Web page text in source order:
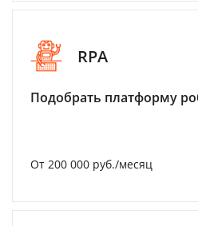
RPA
Подобрать платформу
От 200 000 руб./месяц